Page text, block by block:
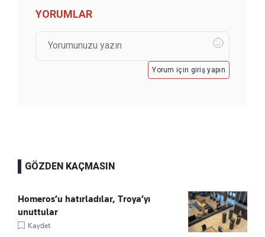
YORUMLAR
Yorum için giriş yapın
GÖZDEN KAÇMASIN
Homeros’u hatırladılar, Troya’yı
unuttular
Kaydet